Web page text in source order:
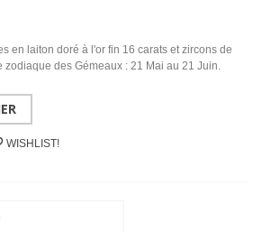
en laiton doré à l'or fin 16 carats et zircons de
zodiaque des Gémeaux : 21 Mai au 21 Juin.
WISHLIST!